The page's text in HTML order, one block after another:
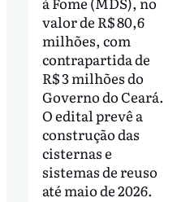
valor de R$ 80,6
milhões, com
contrapartida de
R$ 3 milhões do
Governo do Ceará.
O edital prevê a
construção das
cisternas e
sistemas de reuso
até maio de 2026.